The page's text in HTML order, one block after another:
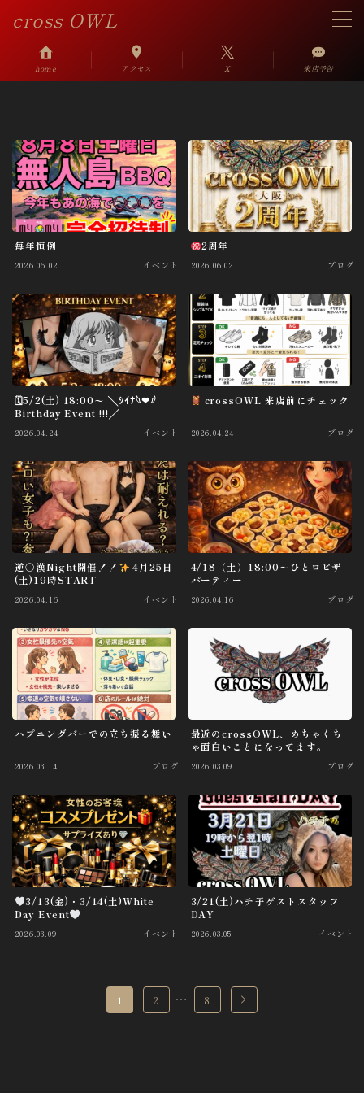
cross OWL
MENU
来店予告掲示板
System
Link
FC募集
問い合わせ
X
home アクセス X 来店予告
毎年恒例
2026.06.02 イベント
2周年
2026.06.02 ブログ
🗓5/2(土) 18:00〜 ╲ｼｲﾅ𓆩❤︎𓆪
Birthday Event !!!╱
2026.04.24 イベント
crossOWL 来店前にチェック
2026.04.24 ブログ
逆○漢Night開催！！
4月25日
(土)19時START
2026.04.16 イベント
4/18（土）18:00〜ひとロピザ
パーティー
2026.04.16 ブログ
ハプニングバーでの立ち振る舞い
2026.03.14 ブログ
最近のcrossOWL、めちゃくち
ゃ面白いことになってます。
2026.03.09 ブログ
3/13(金)・3/14(土)White
Day Event
2026.03.09 イベント
3/21(土)ハチ子ゲストスタッフ
DAY
2026.03.05 イベント
1 2 … 8